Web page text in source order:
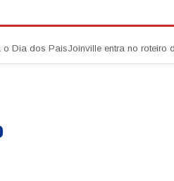
Joinville entra no roteiro do Circuito